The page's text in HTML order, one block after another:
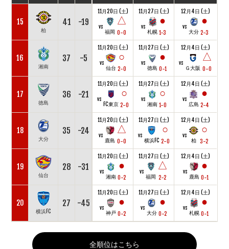
15
柏
41 -19
11月20日 (土)
vs
福岡
△
0-0
11月27日 (土)
vs
札幌
●
1-3
12月4日 (土)
vs
大分
●
2-3
16
湘南
37 -5
11月20日 (土)
vs
仙台
○
2-0
11月27日 (土)
vs
徳島
●
0-1
12月4日 (土)
vs
Ｇ大阪
△
0-0
17
徳島
36 -21
11月20日 (土)
vs
FC東京
○
2-0
11月27日 (土)
vs
湘南
○
1-0
12月4日 (土)
vs
広島
●
2-4
18
大分
35 -24
11月20日 (土)
vs
鹿島
△
0-0
11月27日 (土)
vs
横浜FC
○
2-0
12月4日 (土)
vs
柏
○
3-2
19
仙台
28 -31
11月20日 (土)
vs
湘南
●
0-2
11月27日 (土)
vs
福岡
△
2-2
12月4日 (土)
vs
鹿島
●
0-1
20
横浜FC
27 -45
11月20日 (土)
vs
神戸
●
0-2
11月27日 (土)
vs
大分
●
0-2
12月4日 (土)
vs
札幌
●
0-1
全順位はこちら